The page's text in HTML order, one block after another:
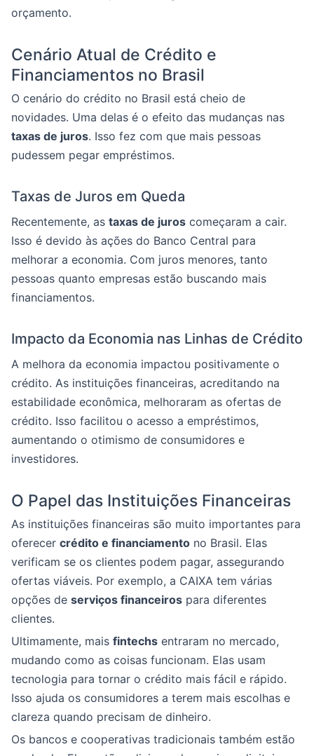
orçamento.
Cenário Atual de Crédito e
Financiamentos no Brasil
O cenário do crédito no Brasil está cheio de
novidades. Uma delas é o efeito das mudanças nas
taxas de juros. Isso fez com que mais pessoas
pudessem pegar empréstimos.
Taxas de Juros em Queda
Recentemente, as taxas de juros começaram a cair.
Isso é devido às ações do Banco Central para
melhorar a economia. Com juros menores, tanto
pessoas quanto empresas estão buscando mais
financiamentos.
Impacto da Economia nas Linhas de Crédito
A melhora da economia impactou positivamente o
crédito. As instituições financeiras, acreditando na
estabilidade econômica, melhoraram as ofertas de
crédito. Isso facilitou o acesso a empréstimos,
aumentando o otimismo de consumidores e
investidores.
O Papel das Instituições Financeiras
As instituições financeiras são muito importantes para
oferecer crédito e financiamento no Brasil. Elas
verificam se os clientes podem pagar, assegurando
ofertas viáveis. Por exemplo, a CAIXA tem várias
opções de serviços financeiros para diferentes
clientes.
Ultimamente, mais fintechs entraram no mercado,
mudando como as coisas funcionam. Elas usam
tecnologia para tornar o crédito mais fácil e rápido.
Isso ajuda os consumidores a terem mais escolhas e
clareza quando precisam de dinheiro.
Os bancos e cooperativas tradicionais também estão